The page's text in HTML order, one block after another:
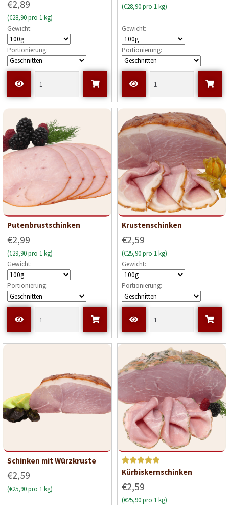
von 5
€2,89
(€28,90 pro 1 kg)
Gewicht:
Portionierung:
(€28,90 pro 1 kg)
Gewicht:
Portionierung:
Putenbrustschinken
€2,99
(€29,90 pro 1 kg)
Gewicht:
Portionierung:
Krustenschinken
€2,59
(€25,90 pro 1 kg)
Gewicht:
Portionierung:
Schinken mit Würzkruste
€2,59
(€25,90 pro 1 kg)
Bewerte
von 5
Kürbiskernschinken
€2,59
(€25,90 pro 1 kg)